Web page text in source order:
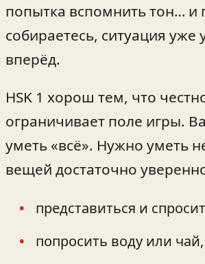
попытка вспомнить тон… и
собираетесь, ситуация уже
вперёд.
HSK 1 хорош тем, что
ограничивает поле игры.
уметь «всё». Нужно уметь
вещей достаточно
представиться и
попросить воду или чай,